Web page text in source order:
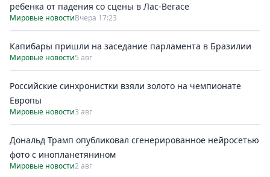
ребенка от падения со сцены в Лас-Вегасе
Мировые новостиВчера 17:23
Капибары пришли на заседание парламента в Бразилии
Мировые новости5 авг
Российские синхронистки взяли золото на чемпионате
Европы
Мировые новости3 авг
Дональд Трамп опубликовал сгенерированное нейросетью
фото с инопланетянином
Мировые новости2 авг